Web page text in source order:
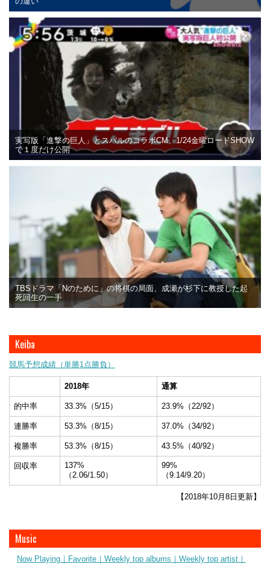
実写版「進撃の巨人」とスバルのコラボCM、1/24金曜ロードSHOW
で１度だけ公開
TBSドラマ「Nのために」の将棋の局面、成瀬が杉下に教授した起
死回生の一手
Keiba
競馬予想成績（単勝1点勝負）
2018年 通算
的中率 33.3%（5/15） 23.9%（22/92）
連勝率 53.3%（8/15） 37.0%（34/92）
複勝率 53.3%（8/15） 43.5%（40/92）
回収率
137%
（2.06/1.50）
99%
（9.14/9.20）
【2018年10月8日更新】
Music
Now Playing｜ Favorite｜ Weekly top albums｜ Weekly top artist｜